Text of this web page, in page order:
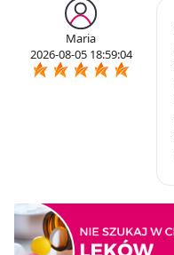
Maria
2026-08-05 18:59:04